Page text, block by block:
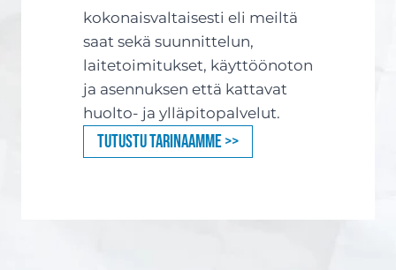
kokonaisvaltaisesti eli meiltä
saat sekä suunnittelun,
laitetoimitukset, käyttöönoton
ja asennuksen että kattavat
huolto- ja ylläpitopalvelut.
Tutustu tarinaamme >>